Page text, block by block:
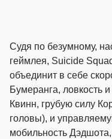
Судя по безумному,
геймлея, Suicide
объединит в себе
Бумеранга, ловкость
Квинн, грубую силу
головы), и
мобильность